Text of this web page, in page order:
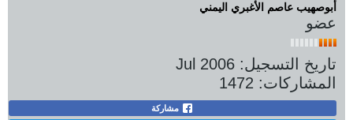
أبوصهيب عاصم الأغبري اليمني
عضو
تاريخ التسجيل: Jul 2006
المشاركات: 1472
مشاركة